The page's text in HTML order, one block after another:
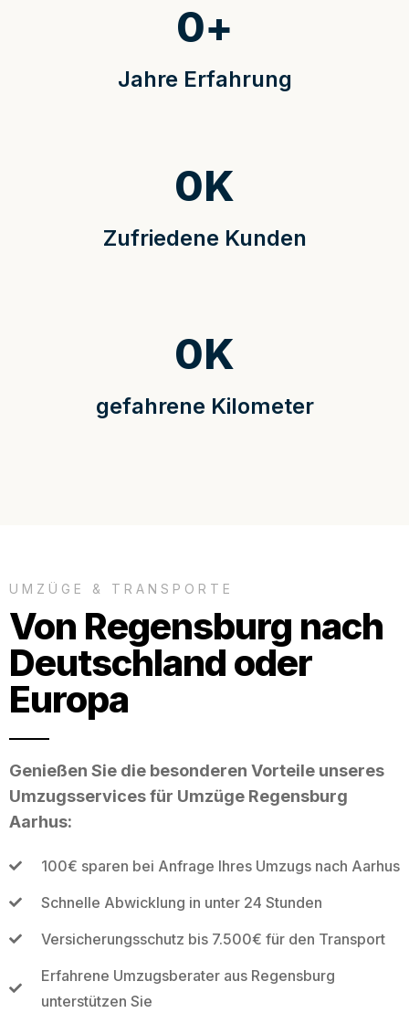
Jahre Erfahrung
0+
Zufriedene Kunden
0K
gefahrene Kilometer
0K
UMZÜGE & TRANSPORTE
Von Regensburg nach
Deutschland oder
Europa
Genießen Sie die besonderen Vorteile unseres
Umzugsservices für Umzüge Regensburg
Aarhus:
100€ sparen bei Anfrage Ihres Umzugs nach Aarhus
Schnelle Abwicklung in unter 24 Stunden
Versicherungsschutz bis 7.500€ für den Transport
Erfahrene Umzugsberater aus Regensburg
unterstützen Sie